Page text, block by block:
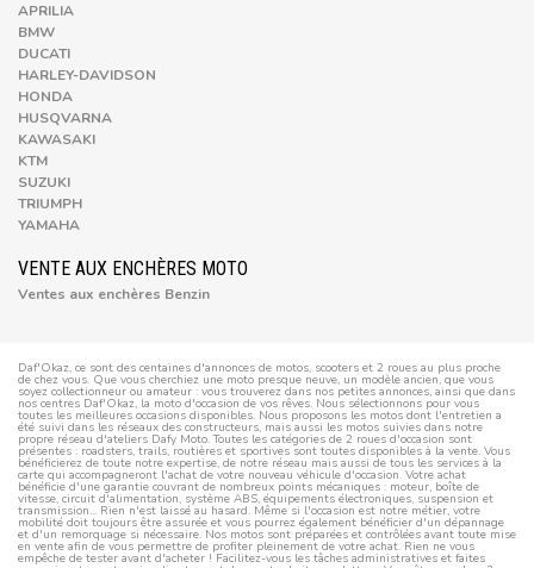
APRILIA
BMW
DUCATI
HARLEY-DAVIDSON
HONDA
HUSQVARNA
KAWASAKI
KTM
SUZUKI
TRIUMPH
YAMAHA
VENTE AUX ENCHÈRES MOTO
Ventes aux enchères Benzin
Daf'Okaz, ce sont des centaines d'annonces de motos, scooters et 2 roues au plus proche
de chez vous. Que vous cherchiez une moto presque neuve, un modèle ancien, que vous
soyez collectionneur ou amateur : vous trouverez dans nos petites annonces, ainsi que dans
nos centres Daf'Okaz, la moto d'occasion de vos rêves. Nous sélectionnons pour vous
toutes les meilleures occasions disponibles. Nous proposons les motos dont l'entretien a
été suivi dans les réseaux des constructeurs, mais aussi les motos suivies dans notre
propre réseau d'ateliers Dafy Moto. Toutes les catégories de 2 roues d'occasion sont
présentes : roadsters, trails, routières et sportives sont toutes disponibles à la vente. Vous
bénéficierez de toute notre expertise, de notre réseau mais aussi de tous les services à la
carte qui accompagneront l'achat de votre nouveau véhicule d'occasion. Votre achat
bénéficie d'une garantie couvrant de nombreux points mécaniques : moteur, boîte de
vitesse, circuit d'alimentation, système ABS, équipements électroniques, suspension et
transmission... Rien n'est laissé au hasard. Même si l'occasion est notre métier, votre
mobilité doit toujours être assurée et vous pourrez également bénéficier d'un dépannage
et d'un remorquage si nécessaire. Nos motos sont préparées et contrôlées avant toute mise
en vente afin de vous permettre de profiter pleinement de votre achat. Rien ne vous
empêche de tester avant d'acheter ! Facilitez-vous les tâches administratives et faites